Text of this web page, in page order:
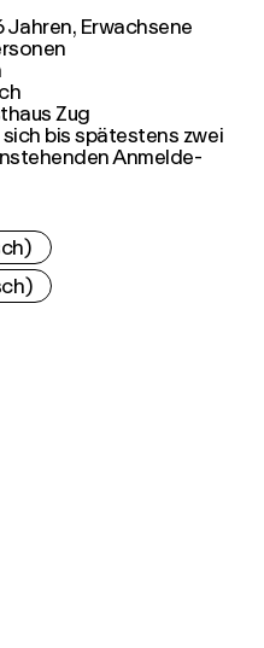
Jahren, Erwachsene
Zug
bis spätestens zwei
Anmelde-